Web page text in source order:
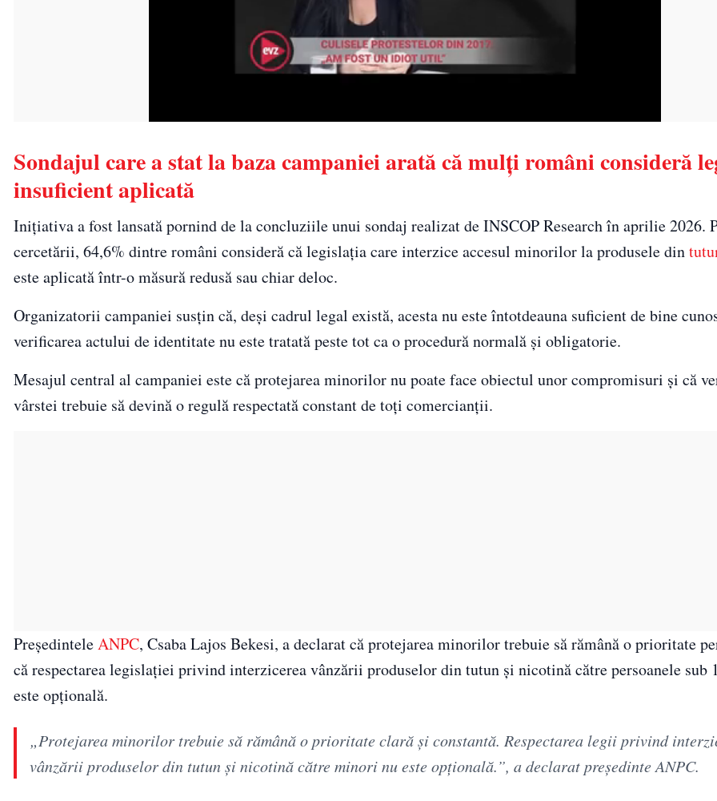
Sondajul care a stat la baza campaniei arată că mulți români consideră
insuficient aplicată
Inițiativa a fost lansată pornind de la concluziile unui sondaj realizat de INSCOP Research în aprilie 2026.
cercetării, 64,6% dintre români consideră că legislația care interzice accesul minorilor la produsele din
este aplicată într-o măsură redusă sau chiar deloc.
Organizatorii campaniei susțin că, deși cadrul legal există, acesta nu este întotdeauna suficient de bine
verificarea actului de identitate nu este tratată peste tot ca o procedură normală și obligatorie.
Mesajul central al campaniei este că protejarea minorilor nu poate face obiectul unor compromisuri și că
vârstei trebuie să devină o regulă respectată constant de toți comercianții.
PreședinteleANPC, Csaba Lajos Bekesi, a declarat că protejarea minorilor trebuie să rămână o prioritate
că respectarea legislației privind interzicerea vânzării produselor din tutun și nicotină către persoanele sub
este opțională.
„Protejarea minorilor trebuie să rămână o prioritate clară și constantă. Respectarea legii privind
vânzării produselor din tutun și nicotină către minori nu este opțională.”, a declarat președinte ANPC.